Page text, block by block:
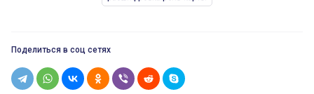
Поделиться в соц сетях